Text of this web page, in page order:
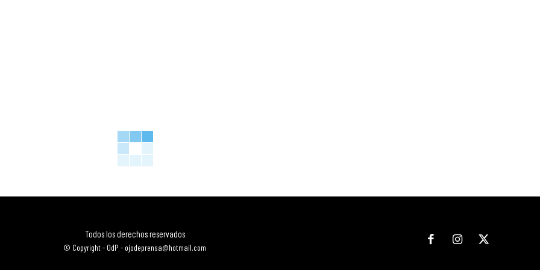
Todos los derechos reservados
© Copyright - OdP - ojodeprensa@hotmail.com